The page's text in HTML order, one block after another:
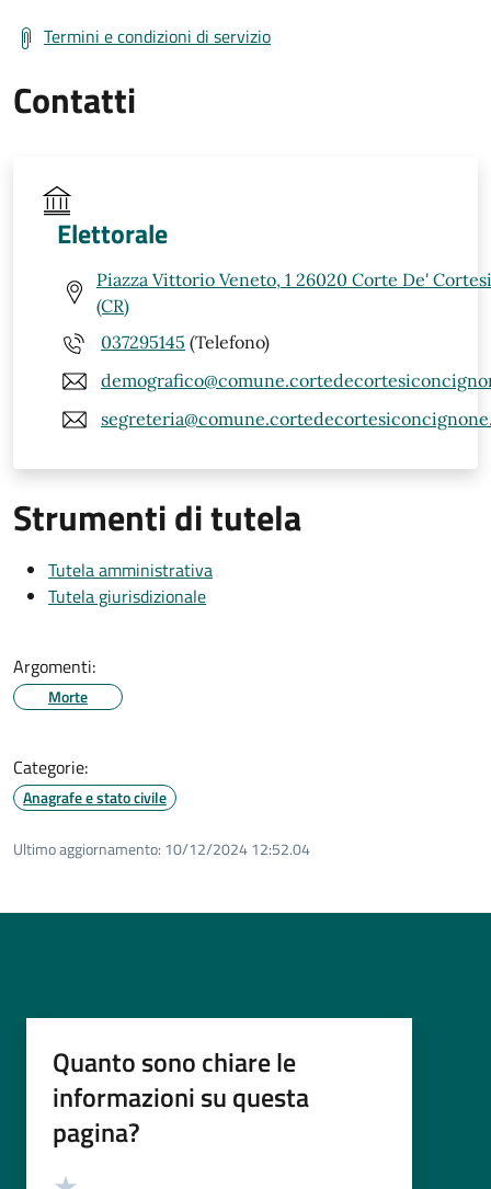
Termini e condizioni di servizio
Contatti
Elettorale
Piazza Vittorio Veneto, 1 26020 Corte De'
(CR)
037295145 (Telefono)
Strumenti di tutela
Tutela amministrativa
Tutela giurisdizionale
Argomenti:
Morte
Categorie:
Anagrafe e stato civile
Ultimo aggiornamento: 10/12/2024 12:52.04
Quanto sono chiare le
informazioni su questa
pagina?
Valutazione